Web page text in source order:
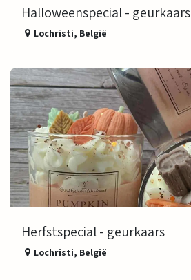
Halloweenspecial - geurkaars
Lochristi, België
Herfstspecial - geurkaars
Lochristi, België